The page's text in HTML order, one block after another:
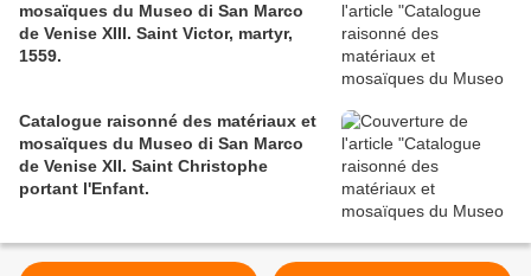
mosaïques du Museo di San Marco
de Venise XIII. Saint Victor, martyr,
1559.
Catalogue raisonné des matériaux et
mosaïques du Museo di San Marco
de Venise XII. Saint Christophe
portant l'Enfant.